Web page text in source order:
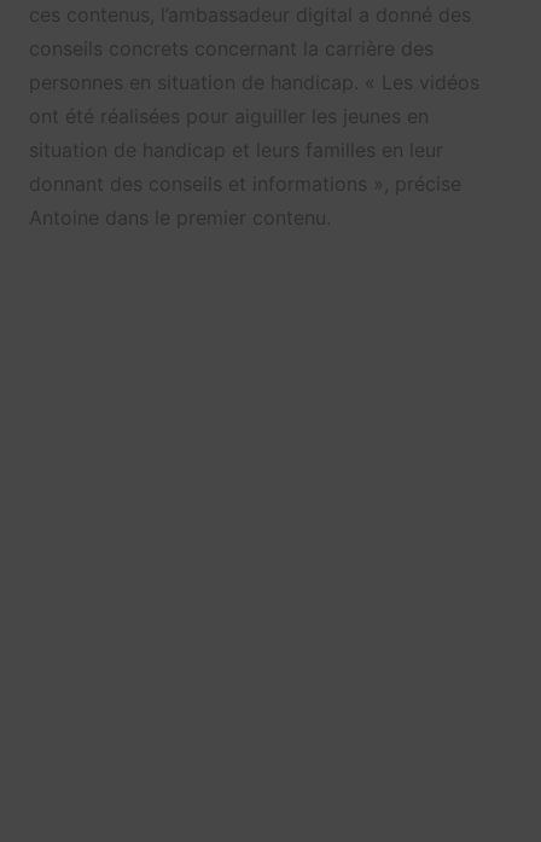
ces contenus, l’ambassadeur digital a donné des
conseils concrets concernant la carrière des
personnes en situation de handicap. « Les vidéos
ont été réalisées pour aiguiller les jeunes en
situation de handicap et leurs familles en leur
donnant des conseils et informations », précise
Antoine dans le premier contenu.